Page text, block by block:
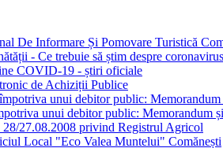
De Informare Și Pomovare Turistică
- Ce trebuie să știm despre
COVID-19 - știri oficiale
de Achiziții Publice
unui debitor public: Memorandum
28/27.08.2008 privind Registrul Agricol
Local "Eco Valea Muntelui" Comănești